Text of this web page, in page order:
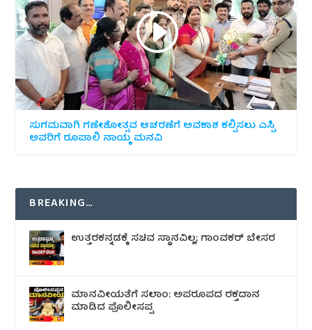
ಸುಗಮವಾಗಿ ಗಣೇಶೋತ್ಸವ ಆಚರಣೆಗೆ ಅವಕಾಶ ಕಲ್ಪಿಸಲು ಎಸ್ಪಿ
ಅವರಿಗೆ ರೂಪಾಲಿ ನಾಯ್ಕ ಮನವಿ
BREAKING…
ಉತ್ತರಕನ್ನಡಕ್ಕೆ ಸಚಿವ ಸ್ಥಾನವಿಲ್ಲ; ಗಾಂವಕರ್ ಬೇಸರ
ಮಾನವೀಯತೆಗೆ ಸಲಾಂ: ಅಪರೂಪದ ರಕ್ತದಾನ
ಮಾಡಿದ ಪೊಲೀಸಪ್ಪ